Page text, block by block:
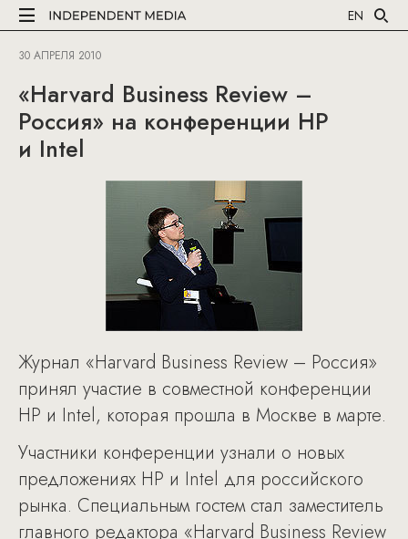
EN
30 АПРЕЛЯ 2010
«Harvard Business Review –
Россия» на конференции HP
и Intel
Журнал «Harvard Business Review – Россия»
принял участие в совместной конференции
HP и Intel, которая прошла в Москве в марте.
Участники конференции узнали о новых
предложениях HP и Intel для российского
рынка. Специальным гостем стал заместитель
главного редактора «Harvard Business Review